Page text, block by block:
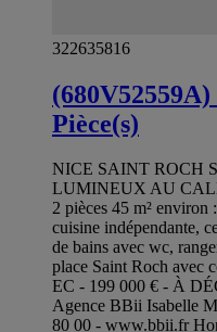
322635816
Pièce(s)
NICE SAINT ROCH
LUMINEUX AU
2 pièces 45 m² environ
cuisine indépendante,
de bains avec wc,
place Saint Roch avec
EC - 199 000 € - À
Agence BBii Isabelle
80 00 - www.bbii.fr